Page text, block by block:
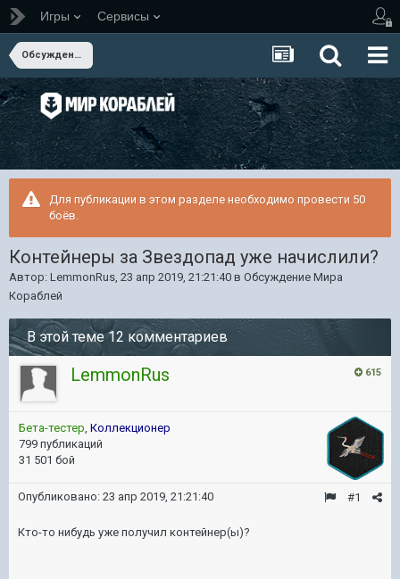
Игры Сервисы
Обсуждение Мира Кораблей
Для публикации в этом разделе необходимо провести 50
боёв.
Контейнеры за Звездопад уже начислили?
Автор: LemmonRus, 23 апр 2019, 21:21:40 в Обсуждение Мира
Кораблей
В этой теме 12 комментариев
615
LemmonRus
Бета-тестер, Коллекционер
799 публикаций
31 501 бой
#1
Опубликовано: 23 апр 2019, 21:21:40
Кто-то нибудь уже получил контейнер(ы)?